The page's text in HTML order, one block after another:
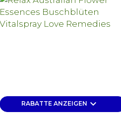
RABATTE ANZEIGEN keyboard_arrow_down